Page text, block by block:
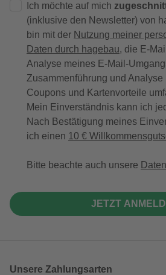
Ich möchte auf mich
(inklusive den Newsletter) von
bin mit der Nutzung meiner
Daten durch hagebau, die E-
Analyse meines E-Mail-
Zusammenführung und
Coupons und Kartenvorteile
Mein Einverständnis kann ich
Nach Bestätigung meines
ich einen 10 €
Bitte beachte auch unsere
JETZT
Unsere Zahlungsarten